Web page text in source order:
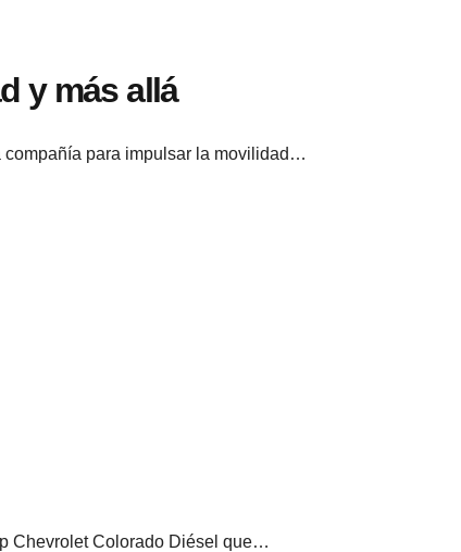
y más allá
compañía para impulsar la movilidad…
Chevrolet Colorado Diésel que…